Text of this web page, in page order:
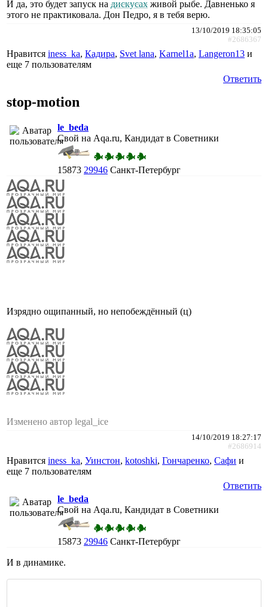
И да, это будет запуск на дискусах живой рыбе. Давненько я
этого не практиковала. Дон Педро, я в тебя верю.
13/10/2019 18:35:05
#2686367
Нравится iness_ka, Кадира, Svet lana, Karnel1a, Langeron13 и
еще 7 пользователям
Ответить
stop-motion
le_beda
Свой на Aqa.ru, Кандидат в Советники
15873 29946 Санкт-Петербург
Изрядно ощипанный, но непобеждённый (ц)
Изменено автор legal_ice
14/10/2019 18:27:17
#2686914
Нравится iness_ka, Уинстон, kotoshki, Гончаренко, Сафи и
еще 7 пользователям
Ответить
le_beda
Свой на Aqa.ru, Кандидат в Советники
15873 29946 Санкт-Петербург
И в динамике.